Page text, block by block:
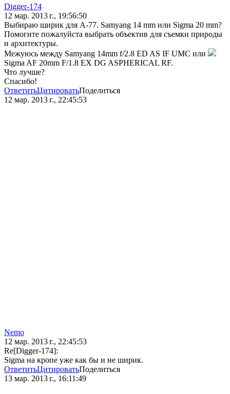
Digger-174
12 мар. 2013 г., 19:56:50
Выбираю ширик для A-77. Samyang 14 mm или Sigma 20 mm?
Помогите пожалуйста выбрать объектив для съемки природы
и архитектуры.
Межуюсь между Samyang 14mm f/2.8 ED AS IF UMC или
Sigma AF 20mm F/1.8 EX DG ASPHERICAL RF.
Что лучше?
Спасибо!
ОтветитьЦитироватьПоделиться
12 мар. 2013 г., 22:45:53
Nеmо
12 мар. 2013 г., 22:45:53
Re[Digger-174]:
Sigma на кропе уже как бы и не ширик.
ОтветитьЦитироватьПоделиться
13 мар. 2013 г., 16:11:49